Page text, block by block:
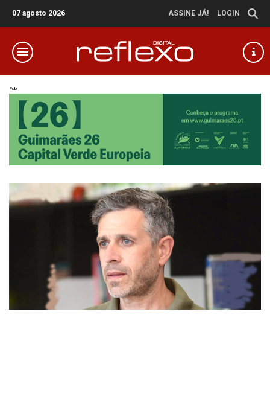
07 agosto 2026 ASSINE JÁ! LOGIN
Pub